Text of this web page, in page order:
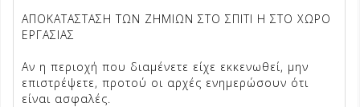
ΑΠΟΚΑΤΑΣΤΑΣΗ ΤΩΝ ΖΗΜΙΩΝ ΣΤΟ ΣΠΙΤΙ Η ΣΤΟ ΧΩΡΟ
ΕΡΓΑΣΙΑΣ
Αν η περιοχή που διαμένετε είχε εκκενωθεί, μην
επιστρέψετε, προτού οι αρχές ενημερώσουν ότι
είναι ασφαλές.